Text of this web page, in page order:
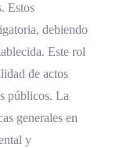
Estos
debiendo
Este rol
de actos
públicos. La
generales en
y